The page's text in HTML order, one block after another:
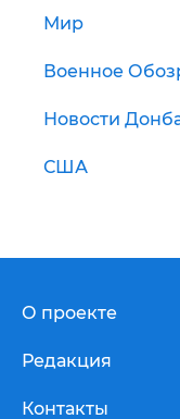
Мир
Военное
Новости
США
О проекте
Редакция
Контакты